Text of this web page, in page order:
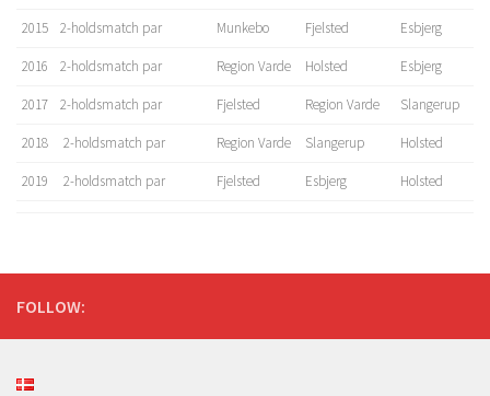
2015 2-holdsmatch par Munkebo Fjelsted Esbjerg
2016 2-holdsmatch par Region Varde Holsted Esbjerg
2017 2-holdsmatch par Fjelsted Region Varde Slangerup
2018 2-holdsmatch par Region Varde Slangerup Holsted
2019 2-holdsmatch par Fjelsted Esbjerg Holsted
FOLLOW: